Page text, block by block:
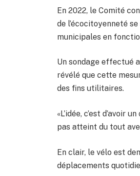
En 2022, le Comité
de l’écocitoyenneté
municipales en
Un sondage effectué
révélé que cette
des fins utilitaires.
«L’idée, c’est
pas atteint du tout
En clair, le vélo est
déplacements